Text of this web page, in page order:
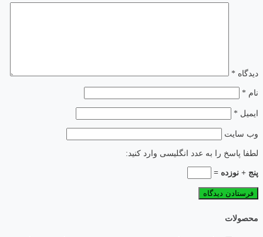
دیدگاه *
نام *
ایمیل *
وب‌ سایت
لطفا پاسخ را به عدد انگلیسی وارد کنید:
پنج + نوزده =
محصولات